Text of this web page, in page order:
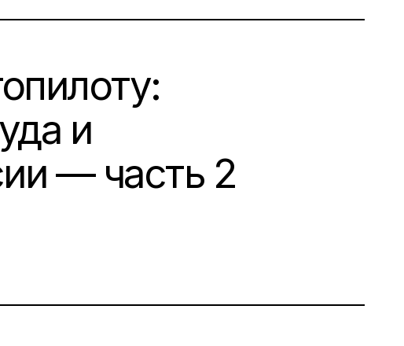
и
— часть 2